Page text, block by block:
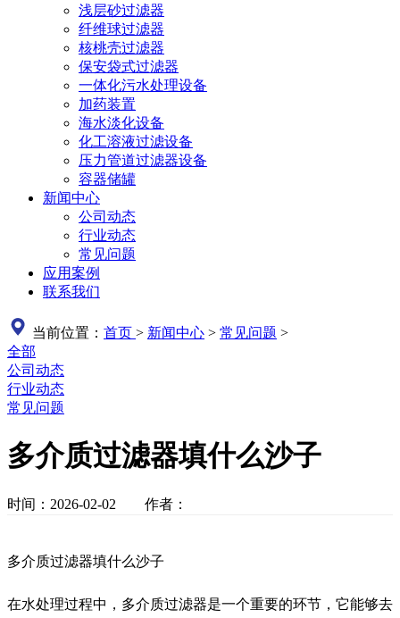
浅层砂过滤器
纤维球过滤器
核桃壳过滤器
保安袋式过滤器
一体化污水处理设备
加药装置
海水淡化设备
化工溶液过滤设备
压力管道过滤器设备
容器储罐
新闻中心
公司动态
行业动态
常见问题
应用案例
联系我们
当前位置： 首页 > 新闻中心 > 常见问题 >
全部
公司动态
行业动态
常见问题
多介质过滤器填什么沙子
时间：2026-02-02 作者：
多介质过滤器填什么沙子
在水处理过程中，多介质过滤器是一个重要的环节，它能够去